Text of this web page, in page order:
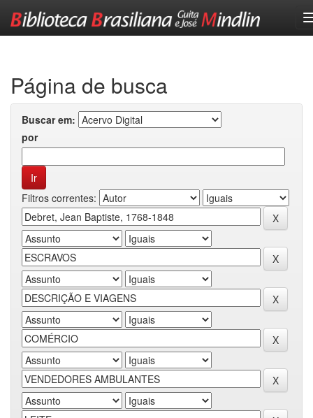
Página de busca
Buscar em:
por
Filtros correntes: